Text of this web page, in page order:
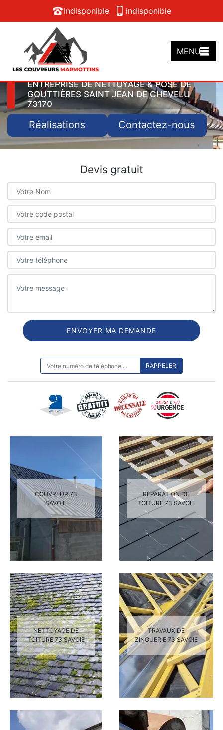
indisponible indisponible
MENU
ENTREPRISE DE NETTOYAGE & POSE DE
GOUTTIÈRES SAINT JEAN DE CHEVELU
73170
Réalisations Contactez-nous
Devis gratuit
COUVREUR 73
SAVOIE
RÉPARATION DE
TOITURE 73 SAVOIE
NETTOYAGE DE
TOITURE 73 SAVOIE
TRAVAUX DE
ZINGUERIE 73 SAVOIE